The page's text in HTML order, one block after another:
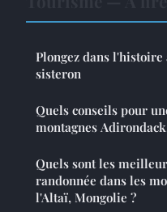
Plongez dans
sisteron
Quels conseils pour
montagnes
Quels sont les
randonnée dans les
l'Altaï, Mongolie ?